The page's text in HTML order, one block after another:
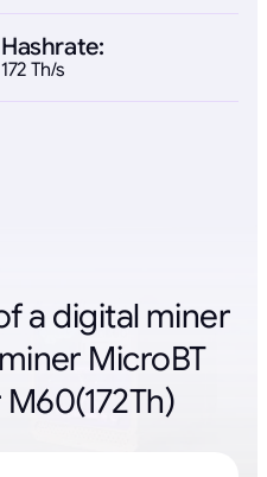
Hashrate:
172 Th/s
a digital miner
MicroBT